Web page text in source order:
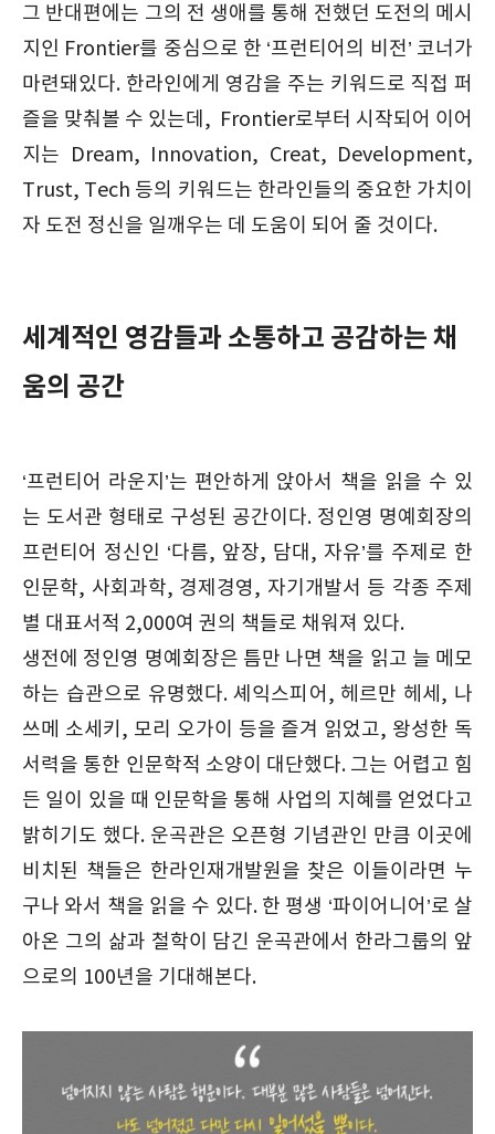
그 반대편에는 그의 전 생애를 통해 전했던 도전의 메시
지인 Frontier를 중심으로 한 ‘프런티어의 비전’ 코너가
마련돼있다. 한라인에게 영감을 주는 키워드로 직접 퍼
즐을 맞춰볼 수 있는데, Frontier로부터 시작되어 이어
지는 Dream, Innovation, Creat, Development,
Trust, Tech 등의 키워드는 한라인들의 중요한 가치이
자 도전 정신을 일깨우는 데 도움이 되어 줄 것이다.
세계적인 영감들과 소통하고 공감하는 채
움의 공간
‘프런티어 라운지’는 편안하게 앉아서 책을 읽을 수 있
는 도서관 형태로 구성된 공간이다. 정인영 명예회장의
프런티어 정신인 ‘다름, 앞장, 담대, 자유’를 주제로 한
인문학, 사회과학, 경제경영, 자기개발서 등 각종 주제
별 대표서적 2,000여 권의 책들로 채워져 있다.
생전에 정인영 명예회장은 틈만 나면 책을 읽고 늘 메모
하는 습관으로 유명했다. 셰익스피어, 헤르만 헤세, 나
쓰메 소세키, 모리 오가이 등을 즐겨 읽었고, 왕성한 독
서력을 통한 인문학적 소양이 대단했다. 그는 어렵고 힘
든 일이 있을 때 인문학을 통해 사업의 지혜를 얻었다고
밝히기도 했다. 운곡관은 오픈형 기념관인 만큼 이곳에
비치된 책들은 한라인재개발원을 찾은 이들이라면 누
구나 와서 책을 읽을 수 있다. 한 평생 ‘파이어니어’로 살
아온 그의 삶과 철학이 담긴 운곡관에서 한라그룹의 앞
으로의 100년을 기대해본다.